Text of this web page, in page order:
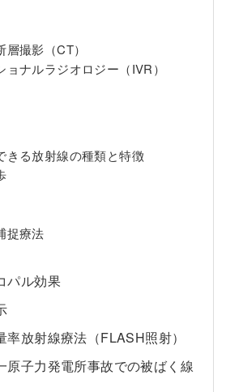
撮影（CT）
ナルラジオロジー（IVR）
る放射線の種類と特徴
捉療法
ル効果
放射線療法（FLASH照射）
子力発電所事故での被ばく線